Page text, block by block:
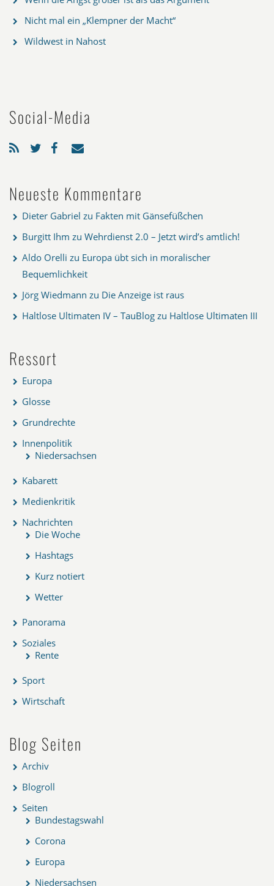
Nicht mal ein „Klempner der Macht“
Wildwest in Nahost
Social-Media
Neueste Kommentare
Dieter Gabriel zu Fakten mit Gänsefüßchen
Burgitt Ihm zu Wehrdienst 2.0 – Jetzt wird’s amtlich!
Aldo Orelli zu Europa übt sich in moralischer
Bequemlichkeit
Jörg Wiedmann zu Die Anzeige ist raus
Haltlose Ultimaten IV – TauBlog zu Haltlose Ultimaten III
Ressort
Europa
Glosse
Grundrechte
Innenpolitik
Niedersachsen
Kabarett
Medienkritik
Nachrichten
Die Woche
Hashtags
Kurz notiert
Wetter
Panorama
Soziales
Rente
Sport
Wirtschaft
Blog Seiten
Archiv
Blogroll
Seiten
Bundestagswahl
Corona
Europa
Niedersachsen